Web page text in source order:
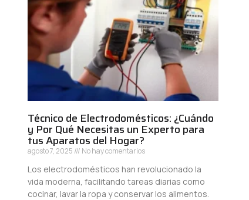
Técnico de Electrodomésticos: ¿Cuándo
y Por Qué Necesitas un Experto para
tus Aparatos del Hogar?
agosto 7, 2025 No hay comentarios
Los electrodomésticos han revolucionado la
vida moderna, facilitando tareas diarias como
cocinar, lavar la ropa y conservar los alimentos.